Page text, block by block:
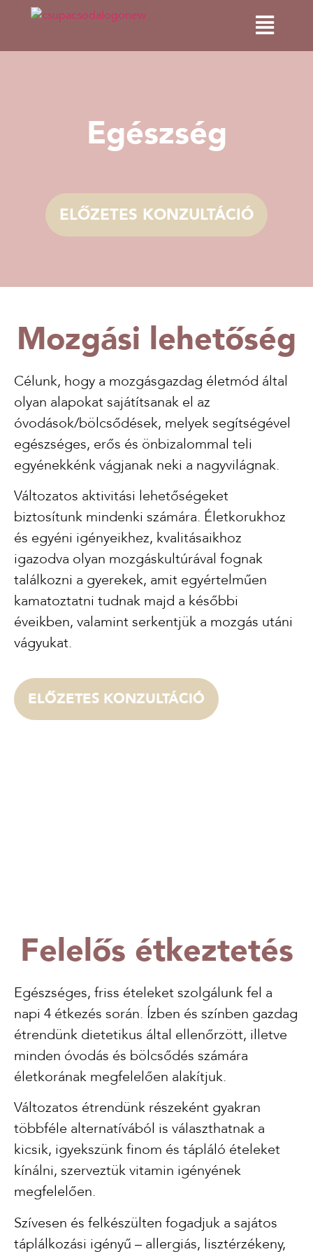
Egészség
ELŐZETES KONZULTÁCIÓ
Mozgási lehetőség
Célunk, hogy a mozgásgazdag életmód által
olyan alapokat sajátítsanak el az
óvodások/bölcsődések, melyek segítségével
egészséges, erős és önbizalommal teli
egyénekkénk vágjanak neki a nagyvilágnak.
Változatos aktivitási lehetőségeket
biztosítunk mindenki számára. Életkorukhoz
és egyéni igényeikhez, kvalitásaikhoz
igazodva olyan mozgáskultúrával fognak
találkozni a gyerekek, amit egyértelműen
kamatoztatni tudnak majd a későbbi
éveikben, valamint serkentjük a mozgás utáni
vágyukat.
ELŐZETES KONZULTÁCIÓ
Felelős étkeztetés
Egészséges, friss ételeket szolgálunk fel a
napi 4 étkezés során. Ízben és színben gazdag
étrendünk dietetikus által ellenőrzött, illetve
minden óvodás és bölcsődés számára
életkorának megfelelően alakítjuk.
Változatos étrendünk részeként gyakran
többféle alternatívából is választhatnak a
kicsik, igyekszünk finom és tápláló ételeket
kínálni, szerveztük vitamin igényének
megfelelően.
Szívesen és felkészülten fogadjuk a sajátos
táplálkozási igényű – allergiás, lisztérzékeny,